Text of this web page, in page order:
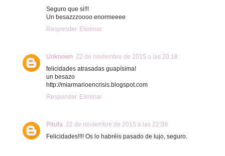
Seguro que si!!!
Un besazzzoooo enormeeee
Responder Eliminar
Unknown 22 de noviembre de 2015 a las 20:18
felicidades atrasadas guapísima!
un besazo
http://miarmarioencrisis.blogspot.com
Responder Eliminar
Pitufa 22 de noviembre de 2015 a las 22:09
Felicidades!!!! Os lo habréis pasado de lujo, seguro.